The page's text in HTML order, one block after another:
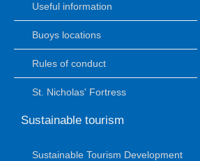
Useful information
Buoys locations
Rules of conduct
St. Nicholas' Fortress
Sustainable tourism
Sustainable Tourism Development